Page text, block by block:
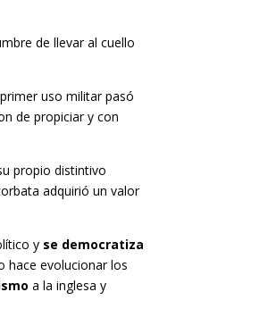
de llevar al cuello
uso militar pasó
de propiciar y con
propio distintivo
adquirió un valor
y se democratiza
hace evolucionar los
a la inglesa y